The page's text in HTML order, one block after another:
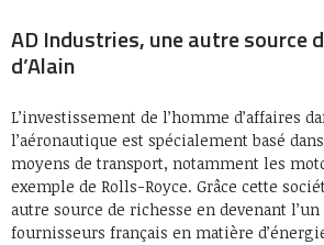
AD Industries, une autre source
d’Alain
L’investissement de l’homme d’affaires
l’aéronautique est spécialement basé
moyens de transport, notamment les
exemple de Rolls-Royce. Grâce cette
autre source de richesse en devenant
fournisseurs français en matière